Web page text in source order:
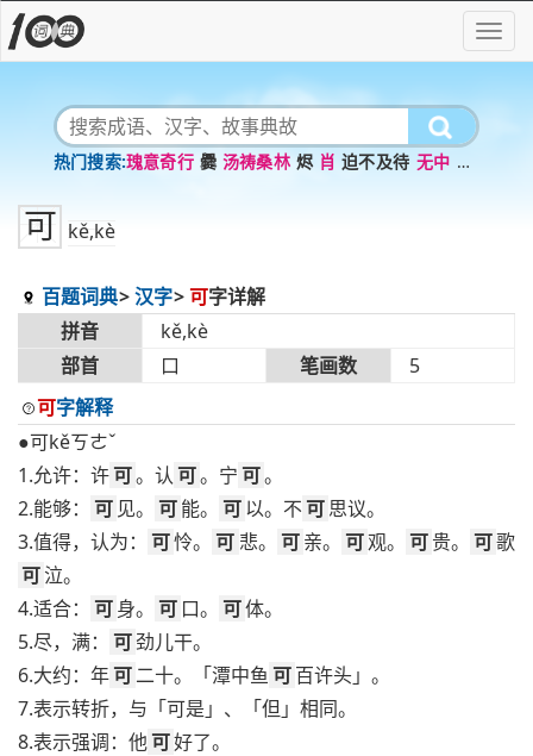
瑰意奇行 爨 汤祷桑林 烬 肖 迫不及待 无中 棉
可 kě,kè
百题词典 汉字 可字详解
拼音
kě,kè
部首
口 笔画数
5
可字解释
●可kěㄎㄜˇ
1.允许：许可。认 可。宁 可。
2.能够：
可 见。 可能。 可以。不 可思议。
3.值得，认为：
可怜。 可 悲。 可亲。 可观。 可贵。 可歌
可泣。
4.适合：
可身。 可 口。 可体。
5.尽，满：
可劲儿干。
6.大约：年可二十。「潭中鱼 可百许头」。
7.表示转折，与「可是」、「但」相同。
8.表示强调：他可好了。